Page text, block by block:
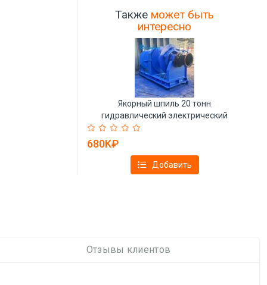
Также может быть
интересно
Якорный шпиль 20 тонн
гидравлический электрический
сдвоенный барабан для судна (арт.
680K₽
Добавить
Отзывы клиентов